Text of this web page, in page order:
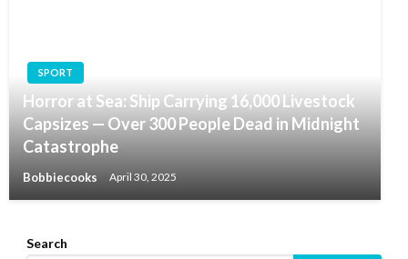
SPORT
Horror at Sea: Ship Carrying 16,000 Livestock
Capsizes — Over 300 People Dead in Midnight
Catastrophe
Bobbiecooks April 30, 2025
Search